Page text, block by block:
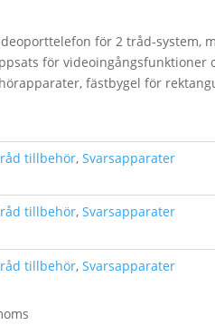
för 2 tråd-system,
för videoingångsfunktioner
fästbygel för
tillbehör, Svarsapparater
tillbehör, Svarsapparater
tillbehör, Svarsapparater